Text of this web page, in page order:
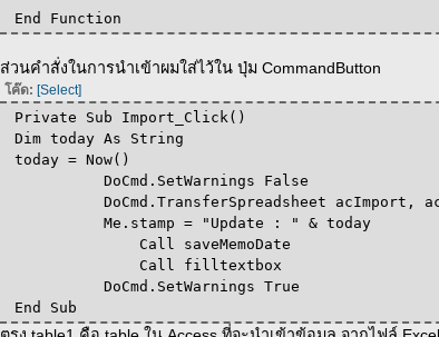
End Function
ส่วนคำสั่งในการนำเข้าผมใส่ไว้ใน ปุ่ม CommandButton
โค๊ด: [Select]
Private Sub Import_Click()
Dim today As String
today = Now()
DoCmd.SetWarnings False
DoCmd.TransferSpreadsheet acImport,
Me.stamp = "Update : " & today
Call saveMemoDate
Call filltextbox
DoCmd.SetWarnings True
End Sub